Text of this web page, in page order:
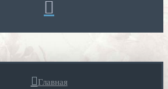
Главная